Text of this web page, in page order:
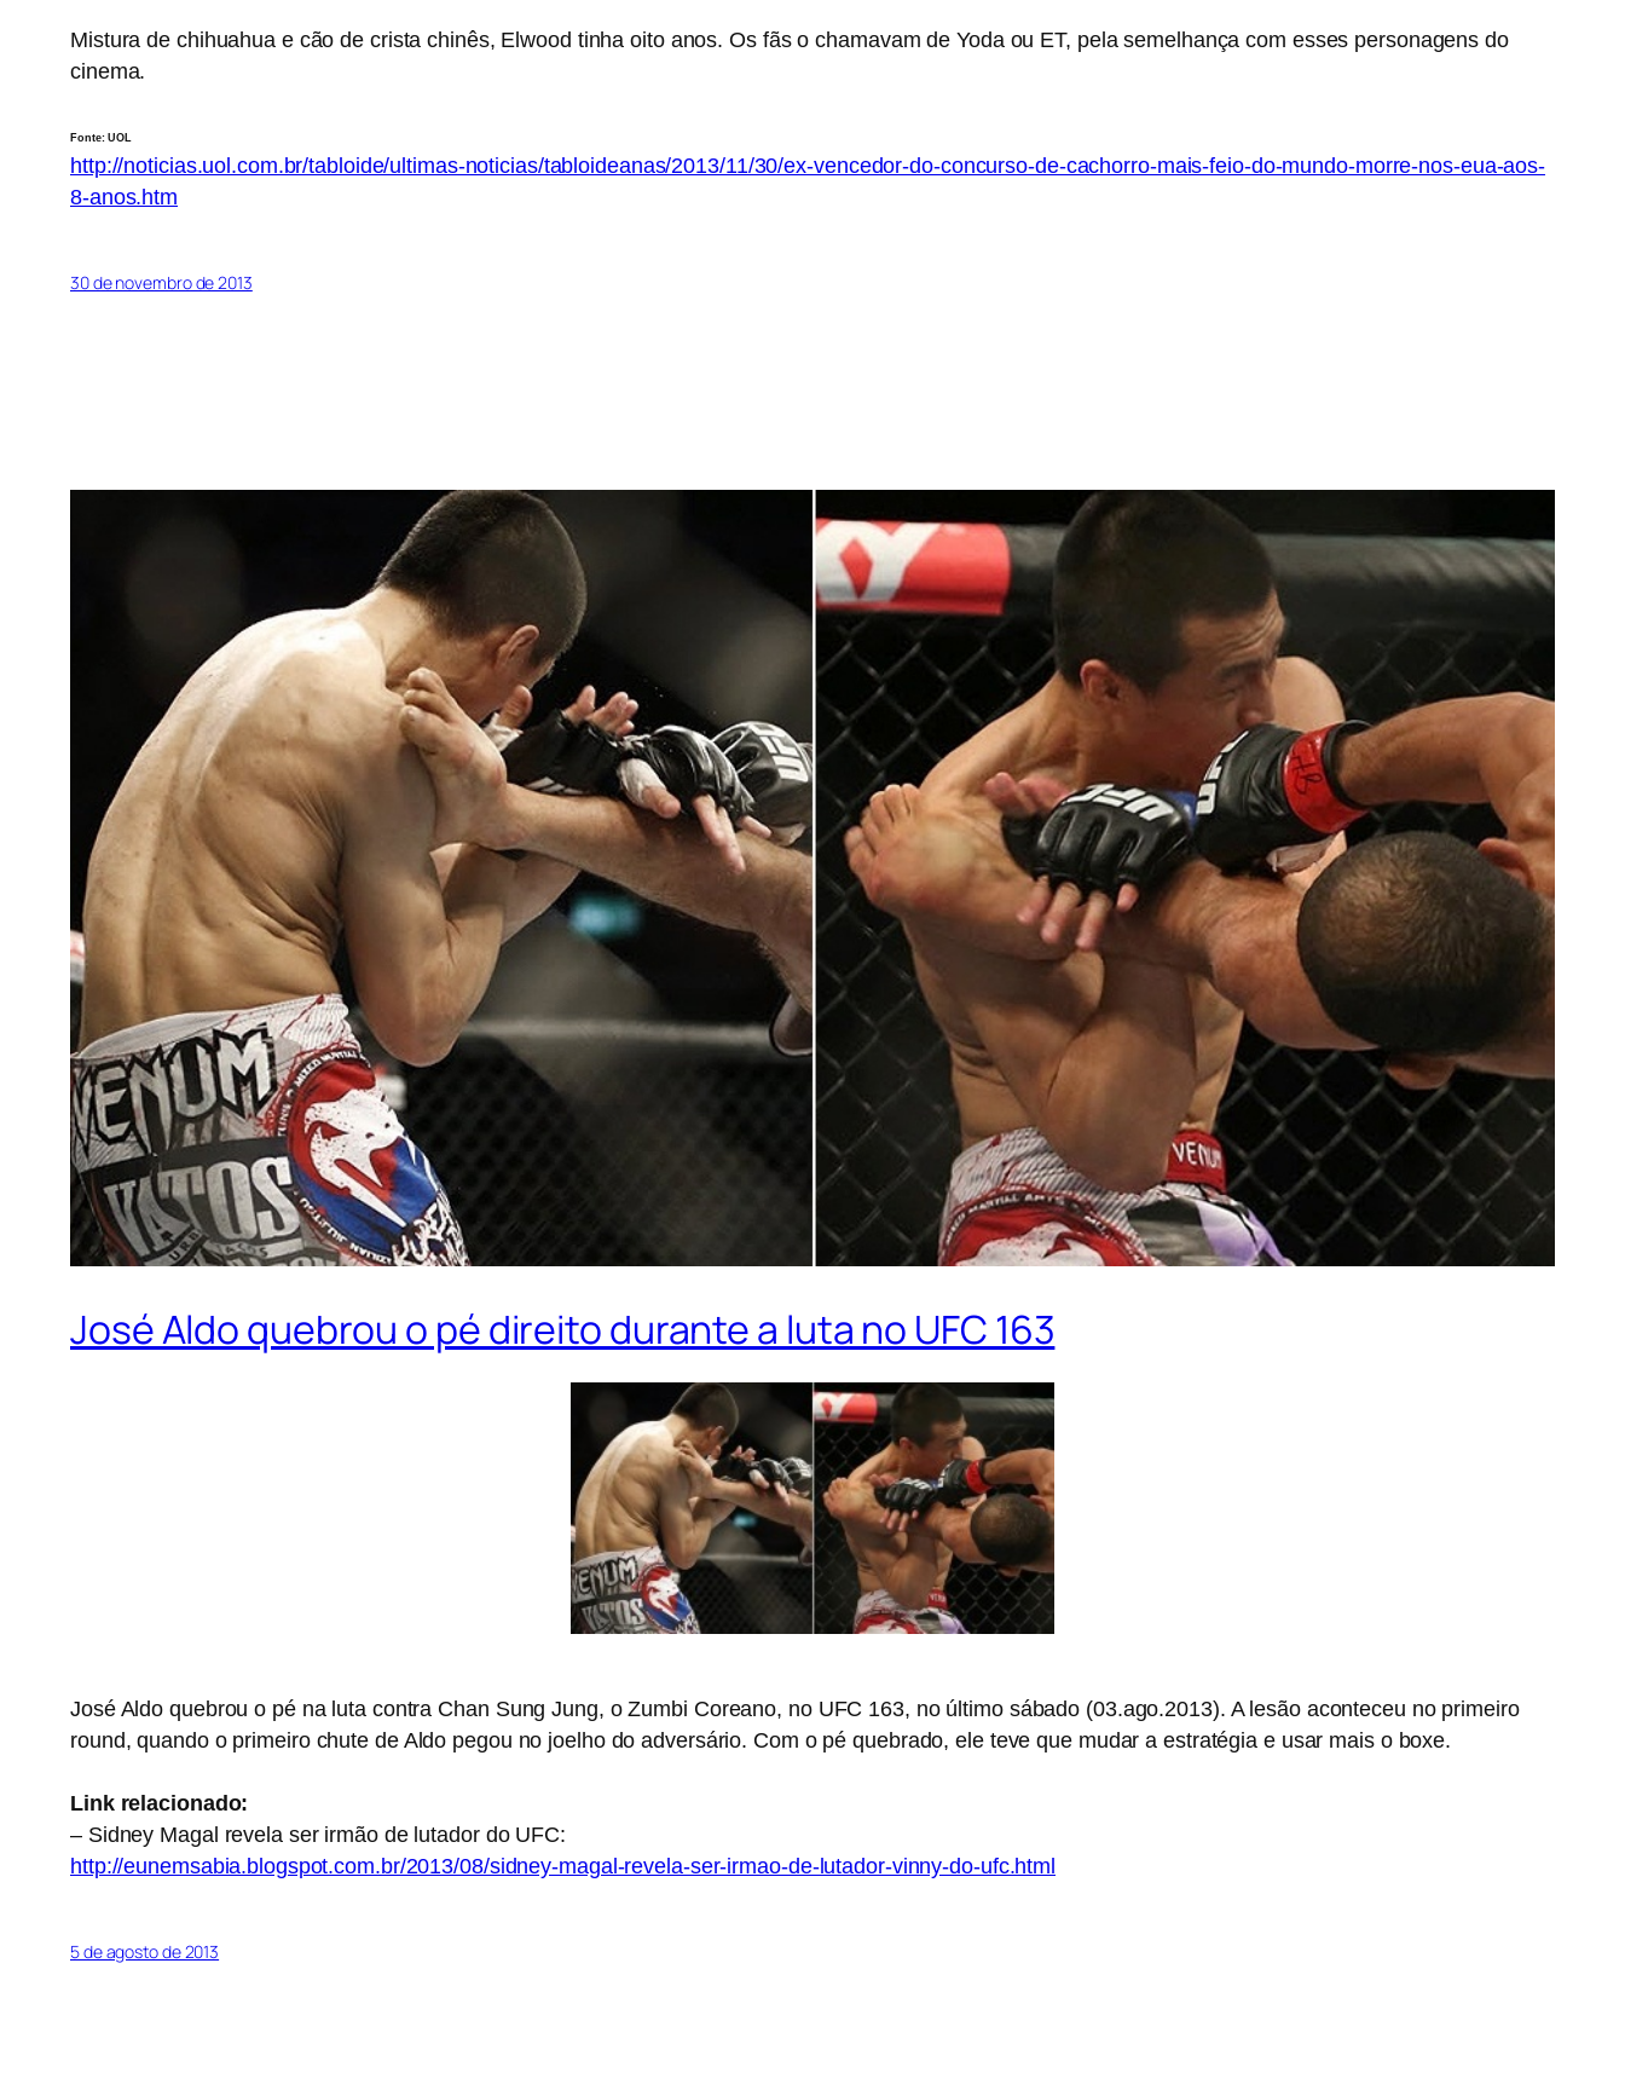
Mistura de chihuahua e cão de crista chinês, Elwood tinha oito anos. Os fãs o chamavam de Yoda ou ET, pela semelhança com esses personagens do
cinema.
Fonte: UOL
http://noticias.uol.com.br/tabloide/ultimas-noticias/tabloideanas/2013/11/30/ex-vencedor-do-concurso-de-cachorro-mais-feio-do-mundo-morre-nos-eua-aos-
8-anos.htm
30 de novembro de 2013
José Aldo quebrou o pé direito durante a luta no UFC 163
José Aldo quebrou o pé na luta contra Chan Sung Jung, o Zumbi Coreano, no UFC 163, no último sábado (03.ago.2013). A lesão aconteceu no primeiro
round,quando o primeiro chute de Aldo pegou no joelho do adversário. Com o pé quebrado, ele teve que mudar a estratégia e usar mais o boxe.
Link relacionado:
– Sidney Magal revela ser irmão de lutador do UFC:
http://eunemsabia.blogspot.com.br/2013/08/sidney-magal-revela-ser-irmao-de-lutador-vinny-do-ufc.html
5 de agosto de 2013